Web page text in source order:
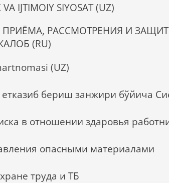
IJTIMOIY SIYOSAT (UZ)
РАССМОТРЕНИЯ И
(RU)
(UZ)
бериш занжири бўйича
в отношении здаровья
опасными материалами
труда и ТБ